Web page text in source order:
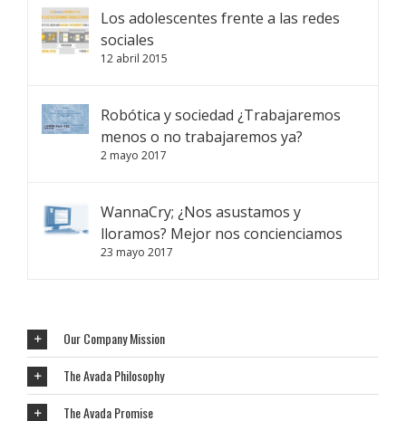
Los adolescentes frente a las redes
sociales
12 abril 2015
Robótica y sociedad ¿Trabajaremos
menos o no trabajaremos ya?
2 mayo 2017
WannaCry; ¿Nos asustamos y
lloramos? Mejor nos concienciamos
23 mayo 2017
Our Company Mission
The Avada Philosophy
The Avada Promise